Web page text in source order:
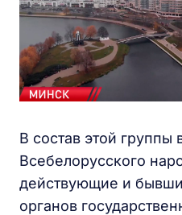
В состав этой группы
Всебелорусского
действующие и
органов